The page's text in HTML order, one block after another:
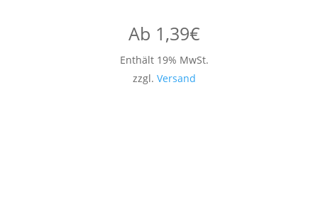
Ab 1,39€
Enthält 19% MwSt.
zzgl. Versand